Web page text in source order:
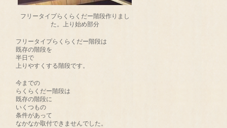
フリータイプらくらくだー階段作りまし
た。上り始め部分
フリータイプらくらくだー階段は
既存の階段を
半日で
上りやすくする階段です。
今までの
らくらくだー階段は
既存の階段に
いくつもの
条件があって
なかなか取付できませんでした。